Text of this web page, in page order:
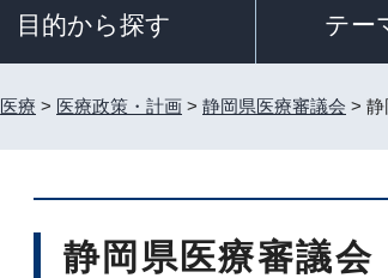
目的から探す テー
医療 > 医療政策・計画 > 静岡県医療審議会 >
静岡県医療審議